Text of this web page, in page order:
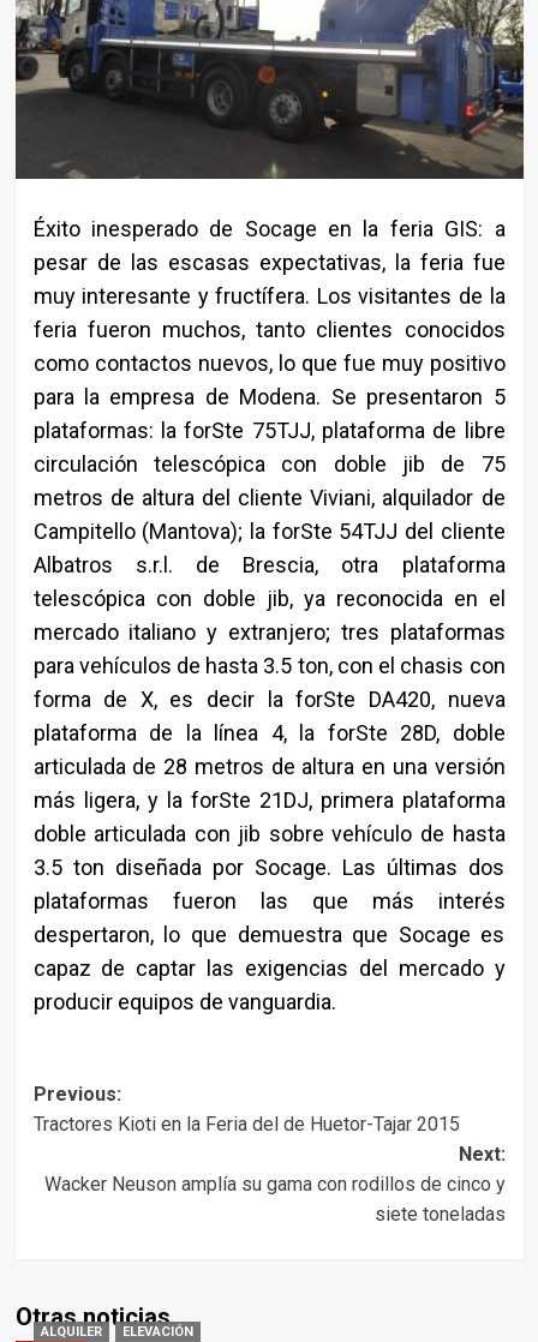
Éxito inesperado de Socage en la feria GIS: a
pesar de las escasas expectativas, la feria fue
muy interesante y fructífera. Los visitantes de la
feria fueron muchos, tanto clientes conocidos
como contactos nuevos, lo que fue muy positivo
para la empresa de Modena. Se presentaron 5
plataformas: la forSte 75TJJ, plataforma de libre
circulación telescópica con doble jib de 75
metros de altura del cliente Viviani, alquilador de
Campitello (Mantova); la forSte 54TJJ del cliente
Albatros s.r.l. de Brescia, otra plataforma
telescópica con doble jib, ya reconocida en el
mercado italiano y extranjero; tres plataformas
para vehículos de hasta 3.5 ton, con el chasis con
forma de X, es decir la forSte DA420, nueva
plataforma de la línea 4, la forSte 28D, doble
articulada de 28 metros de altura en una versión
más ligera, y la forSte 21DJ, primera plataforma
doble articulada con jib sobre vehículo de hasta
3.5 ton diseñada por Socage. Las últimas dos
plataformas fueron las que más interés
despertaron, lo que demuestra que Socage es
capaz de captar las exigencias del mercado y
producir equipos de vanguardia.
Post
Previous:
Tractores Kioti en la Feria del de Huetor-Tajar 2015
Next:
Wacker Neuson amplía su gama con rodillos de cinco y
siete toneladas
Otras noticias
ALQUILER ELEVACIÓN